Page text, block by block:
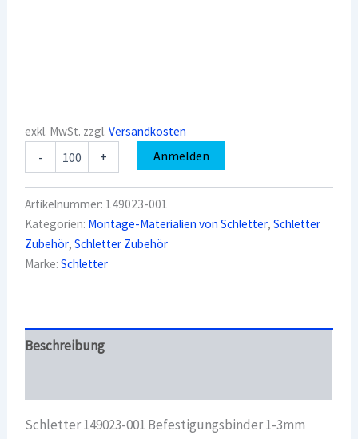
exkl. MwSt. zzgl.Versandkosten
-
149023-
Befestigungsbinder
1-
3mm
Menge
+ Anmelden
Artikelnummer: 149023-001
Kategorien: Montage-Materialien von Schletter,Schletter
Zubehör,Schletter Zubehör
Marke:Schletter
Beschreibung
Schletter 149023-001 Befestigungsbinder 1-3mm